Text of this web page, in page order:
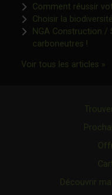
Comment réussir
Choisir la
NGA Construction /
carboneutres !Ce
Voir tous les articles »
Découvrir